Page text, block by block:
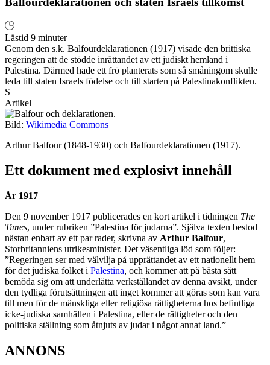
Lästid 9 minuter
Genom den s.k. Balfourdeklarationen (1917) visade den brittiska
regeringen att de stödde inrättandet av ett judiskt hemland i
Palestina. Därmed hade ett frö planterats som så småningom skulle
leda till staten Israels födelse och till starten på Palestinakonflikten.
S
Artikel
Bild: Wikimedia Commons
Arthur Balfour (1848-1930) och Balfourdeklarationen (1917).
Ett dokument med explosivt innehåll
År 1917
Den 9 november 1917 publicerades en kort artikel i tidningen The
Times, under rubriken ”Palestina för judarna”. Själva texten bestod
nästan enbart av ett par rader, skrivna av Arthur Balfour,
Storbritanniens utrikesminister. Det väsentliga löd som följer:
”Regeringen ser med välvilja på upprättandet av ett nationellt hem
för det judiska folket i Palestina, och kommer att på bästa sätt
bemöda sig om att underlätta verkställandet av denna avsikt, under
den tydliga förutsättningen att inget kommer att göras som kan vara
till men för de mänskliga eller religiösa rättigheterna hos befintliga
icke-judiska samhällen i Palestina, eller de rättigheter och den
politiska ställning som åtnjuts av judar i något annat land.”
ANNONS